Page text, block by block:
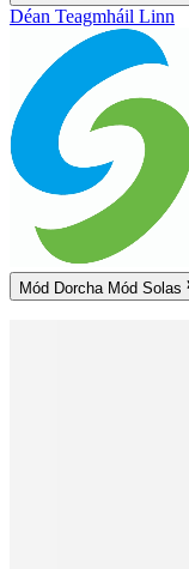
Déan Teagmháil Linn
Mód Dorcha Mód Solas